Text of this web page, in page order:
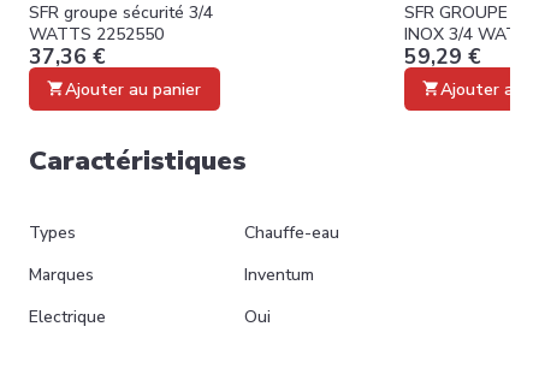
SFR groupe sécurité 3/4
WATTS 2252550
37,36 €
Ajouter au panier
SFR GROUPE
INOX 3/4
59,29 €
Ajouter au
Caractéristiques
Types
Chauffe-eau
Marques
Inventum
Electrique
Oui